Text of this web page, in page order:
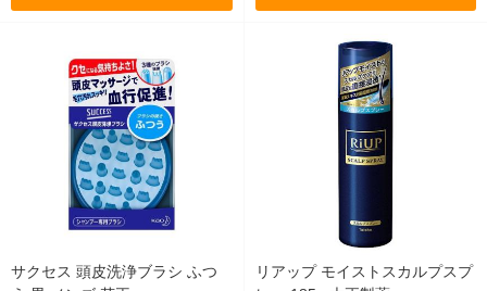
サクセス 頭皮洗浄ブラシ ふつ
リアップ モイストスカルプスプ